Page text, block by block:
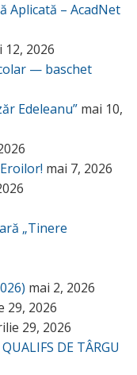
Aplicată – AcadNet
12, 2026
— baschet
Edeleanu” mai 10,
mai 7, 2026
„Tinere
mai 2, 2026
29, 2026
29, 2026
DE TÂRGU